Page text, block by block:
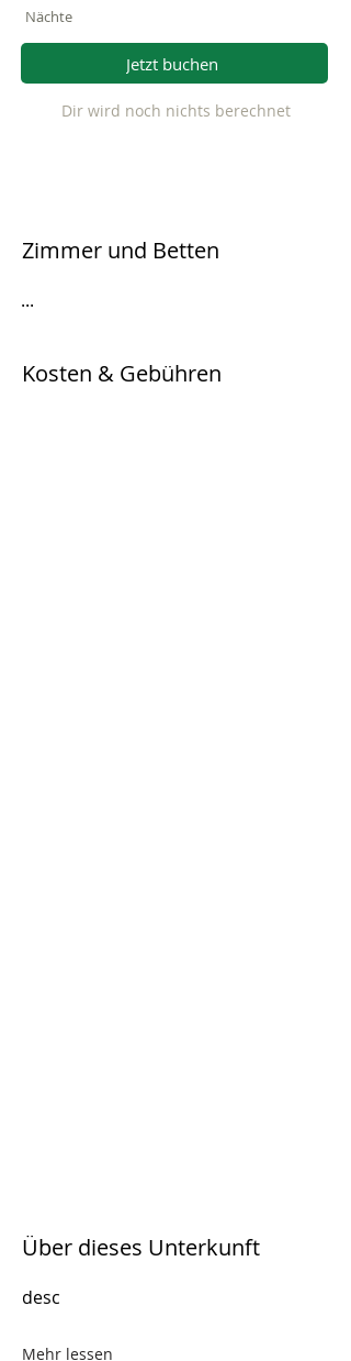
Nächte
Jetzt buchen
Dir wird noch nichts berechnet
Zimmer und Betten
...
Kosten & Gebühren
Über dieses Unterkunft
desc
Mehr lessen